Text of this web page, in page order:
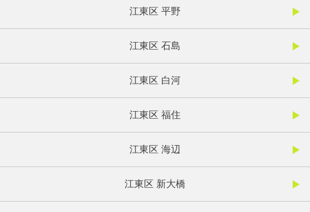
江東区 平野
江東区 石島
江東区 白河
江東区 福住
江東区 海辺
江東区 新大橋